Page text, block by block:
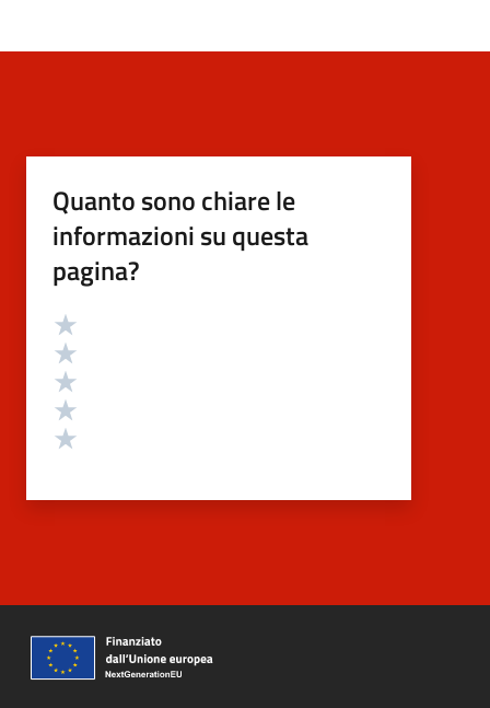
Quanto sono chiare le
informazioni su questa
pagina?
Valutazione